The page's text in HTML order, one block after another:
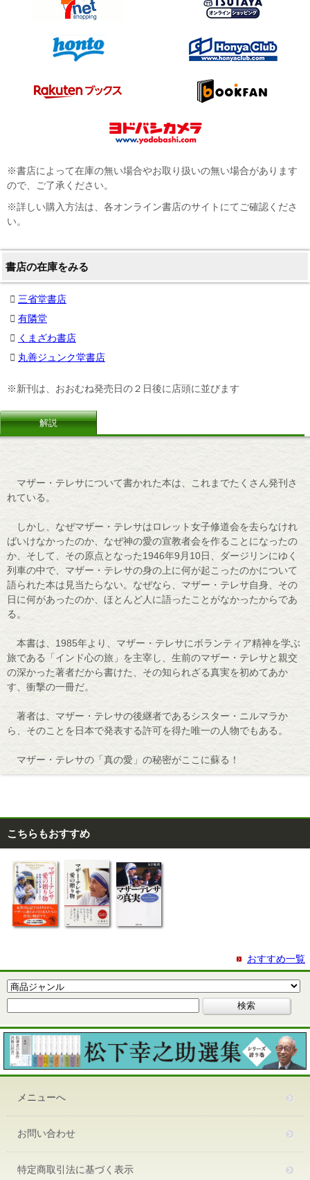
※書店によって在庫の無い場合やお取り扱いの無い場合があります
ので、ご了承ください。
※詳しい購入方法は、各オンライン書店のサイトにてご確認くださ
い。
書店の在庫をみる
三省堂書店
有隣堂
くまざわ書店
丸善ジュンク堂書店
※新刊は、おおむね発売日の２日後に店頭に並びます
解説
マザー・テレサについて書かれた本は、これまでたくさん発刊さ
れている。
しかし、なぜマザー・テレサはロレット女子修道会を去らなけれ
ばいけなかったのか、なぜ神の愛の宣教者会を作ることになったの
か、そして、その原点となった1946年9月10日、ダージリンにゆく
列車の中で、マザー・テレサの身の上に何が起こったのかについて
語られた本は見当たらない。なぜなら、マザー・テレサ自身、その
日に何があったのか、ほとんど人に語ったことがなかったからであ
る。
本書は、1985年より、マザー・テレサにボランティア精神を学ぶ
旅である「インド心の旅」を主宰し、生前のマザー・テレサと親交
の深かった著者だから書けた、その知られざる真実を初めてあか
す、衝撃の一冊だ。
著者は、マザー・テレサの後継者であるシスター・ニルマラか
ら、そのことを日本で発表する許可を得た唯一の人物でもある。
マザー・テレサの「真の愛」の秘密がここに蘇る！
こちらもおすすめ
おすすめ一覧
メニューへ
お問い合わせ
特定商取引法に基づく表示